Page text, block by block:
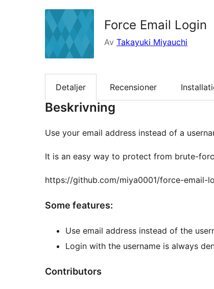
Force Email Login
Av Takayuki Miyauchi
Detaljer Recensioner
Beskrivning
Use your email address instead of a
It is an easy way to protect from brute-
https://github.com/miya0001/force-email-
Some features:
Use email address instead of the
Login with the username is always
Contributors